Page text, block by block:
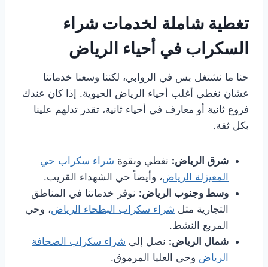
تغطية شاملة لخدمات شراء
السكراب في أحياء الرياض
حنا ما نشتغل بس في الروابي، لكننا وسعنا خدماتنا
عشان نغطي أغلب أحياء الرياض الحيوية. إذا كان عندك
فروع ثانية أو معارف في أحياء ثانية، تقدر تدلهم علينا
بكل ثقة.
شرق الرياض: نغطي وبقوة شراء سكراب حي
المعيزلة الرياض، وأيضاً حي الشهداء القريب.
وسط وجنوب الرياض: نوفر خدماتنا في المناطق
التجارية مثل شراء سكراب البطحاء الرياض، وحي
المربع النشط.
شمال الرياض: نصل إلى شراء سكراب الصحافة
الرياض وحي العليا المرموق.